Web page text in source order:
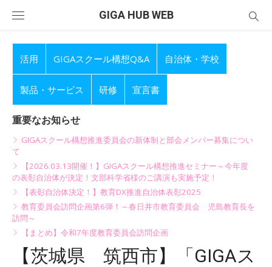
GIGA HUB WEB
活用 GIGAスクール構想Q&A 自治体・学校
製品・サービス 研修 宣言書
重要なお知らせ
GIGAスクール構想推進委員会の新体制と部会メンバー募集につい
て
【2026.03.13開催！】GIGAスクール構想推進セミナー～今年度
の表彰自治体が決定！文部科学省様のご講演も実施予定！
【表彰自治体決定！】教育DX推進自治体表彰2025
教育委員会訪問企画第6弾！～春日井市教育委員会 児島教育長を
訪問～
【まとめ】令和7年度教育委員会訪問企画
【茨城県 筑西市】「GIGAス